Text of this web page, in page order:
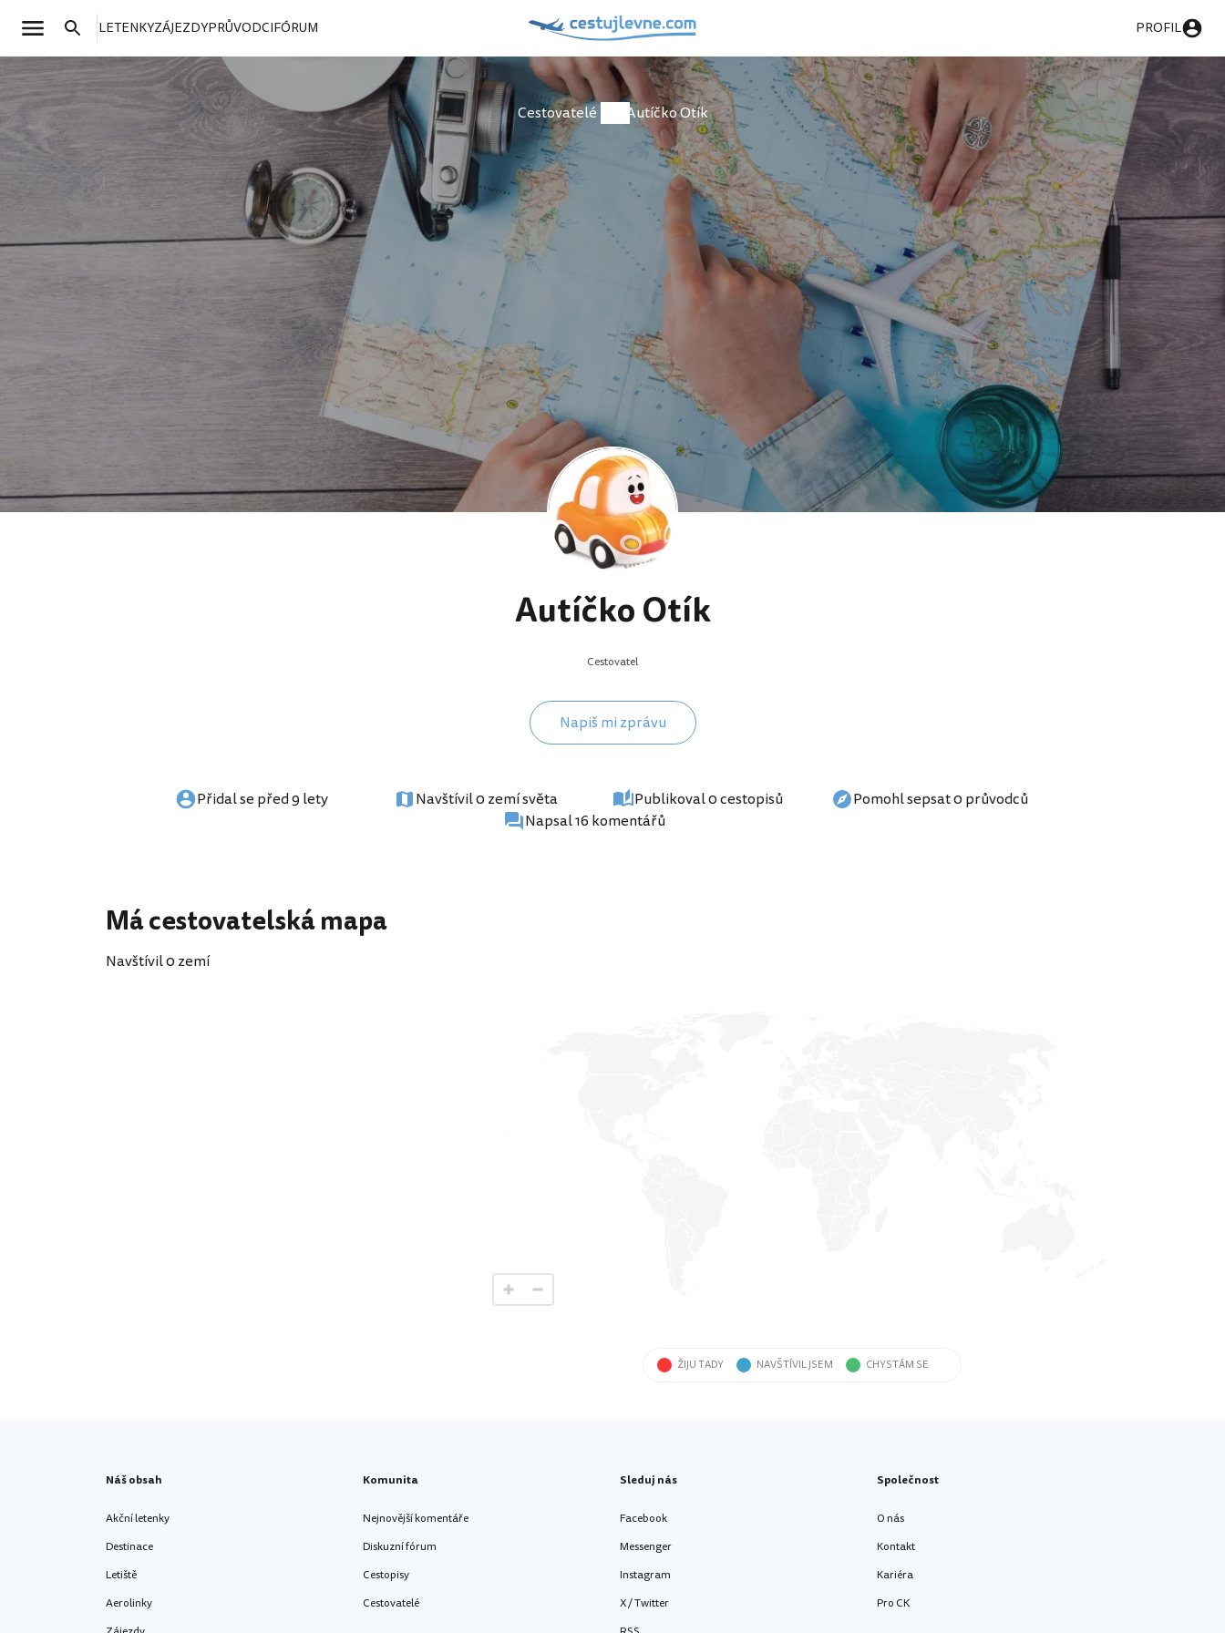
LETENKYZÁJEZDYPRŮVODCIFÓRUM PROFIL
Cestovatelé Autíčko Otík
Autíčko Otík
Cestovatel
Napiš mi zprávu
Přidal se před 9 lety Navštívil 0 zemí světa Publikoval 0 cestopisů
Pomohl sepsat 0 průvodců
Napsal 16 komentářů
Má cestovatelská mapa
Navštívil 0 zemí
ŽIJU TADY NAVŠTÍVIL JSEM CHYSTÁM SE
Náš obsah
Akční letenky
Destinace
Letiště
Aerolinky
Komunita
Nejnovější komentáře
Diskuzní fórum
Cestopisy
Cestovatelé
Sleduj nás
Facebook
Messenger
Instagram
X / Twitter
Společnost
O nás
Kontakt
Kariéra
Pro CK